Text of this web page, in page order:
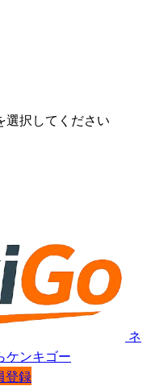
選択してください
ネ
ケンキゴー
登録